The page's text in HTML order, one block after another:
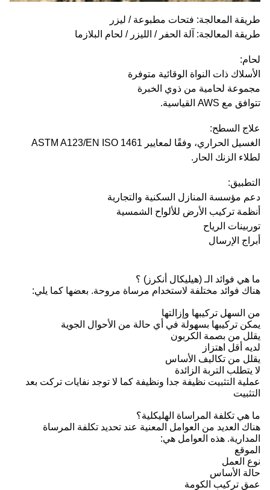
طريقة المعالجة: فتحات مطبوعة / ليزر
طريقة المعالجة: آلة الحفر / الليزر / لحام البلازما
لحام:
الأسلاك ذات النواة الوقائية متوفرة
مجموعة لحامية من ذوي الخبرة
تتوافق مع AWS القياسية.
علاج السطح:
الغسيل الحراري، وفقًا لمعايير ASTM A123/EN ISO 1461
لطلاء الزنك الحار.
التطبيق:
دعم مؤسسة المنازل السكنية والتجارية
أنظمة تركيب الأرض للألواح الشمسية
توربينات الرياح
أبراج الإرسال
ما هي فوائد الـ (هيليكال أنكرز) ؟
هناك فوائد مختلفة لاستخدام مرساة مروحة. بعضها كما يلي:
من السهل تركيبها وإزالتها
يمكن تركيبها بسهولة في أي حالة من الأحوال الجوية
يقلل من بصمة الكربون
لديه أقل اهتزاز
يقلل من تكاليف الأساس
لا يتطلب التربة الزائدة
عملية التثبيت نظيفة جدا ونظيفة كما لا توجد نفايات تركت بعد
التثبيت
ما هي تكلفة المراساة الهليكلية؟
هناك العديد من العوامل المعنية عند تحديد تكلفة المرساة
المدارية. هذه العوامل هي:
الموقع
نوع العمل
حالة الأساس
عمق تركيب الكومة